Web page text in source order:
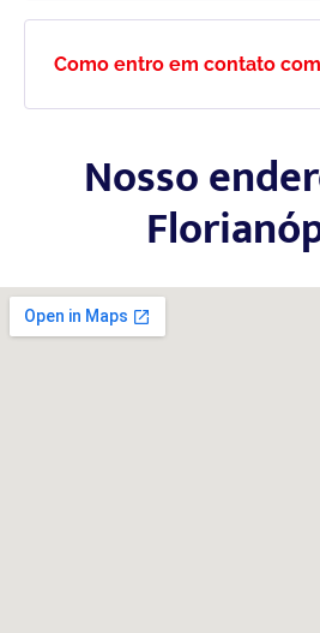
Como entro em contato
Nosso